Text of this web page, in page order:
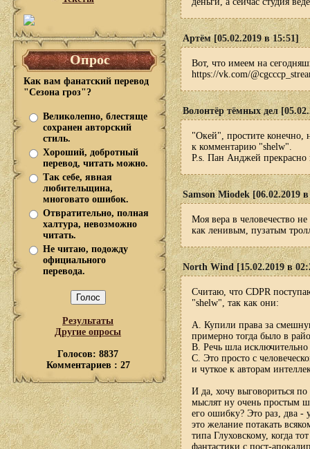
Опрос
Как вам фанатский перевод
"Сезона гроз"?
Великолепно, блестяще
сохранен авторский
стиль.
Хороший, добротный
перевод, читать можно.
Так себе, явная
любительщина,
многовато ошибок.
Отвратительно, полная
халтура, невозможно
читать.
Не читаю, подожду
официального
перевода.
Результаты
Другие опросы
Голосов: 8837
Комментариев : 27
Артём [05.02.2019 в 15:51]
Вот, что имеем на
https://vk.com/
Волонтёр тёмных дел
"Окей", простите конечно,
к комментарию "shelw".
P.s. Пан Анджей прекрасно
Samson Miodek [06.02.2019
Моя вера в человечество
как ленивым, пузатым
North Wind [15.02.2019 в
Считаю, что CDPR
"shelw", так как они:
A. Купили права за
примерно тогда было в
B. Речь шла
C. Это просто с
и чуткое к авторам
И да, хочу выговориться
мыслят ну очень простым
его ошибку? Это раз, два -
это желание потакать
типа Глуховскому, когда
фантастики с пост-